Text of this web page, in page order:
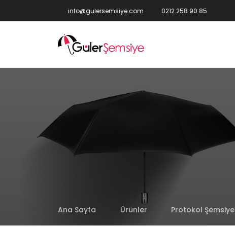
info@gulersemsiye.com 0212 258 90 85
Ana Sayfa Ürünler Protokol Şemsiye